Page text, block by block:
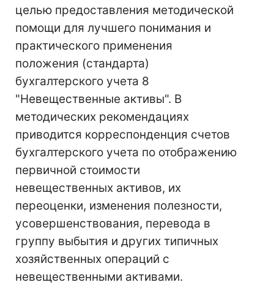
целью предоставления методической
помощи для лучшего понимания и
практического применения
положения (стандарта)
бухгалтерского учета 8
"Невещественные активы". В
методических рекомендациях
приводится корреспонденция счетов
бухгалтерского учета по отображению
первичной стоимости
невещественных активов, их
переоценки, изменения полезности,
усовершенствования, перевода в
группу выбытия и других типичных
хозяйственных операций с
невещественными активами.